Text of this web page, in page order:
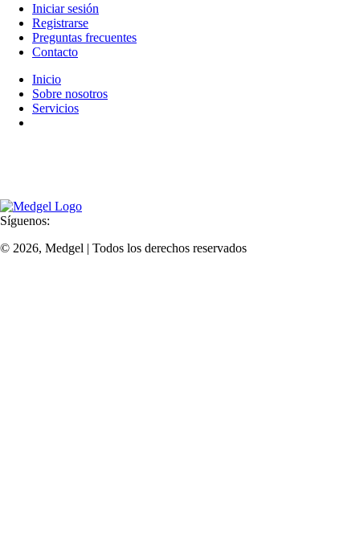
Iniciar sesión
Registrarse
Preguntas frecuentes
Contacto
Inicio
Sobre nosotros
Servicios
Síguenos:
© 2026, Medgel | Todos los derechos reservados